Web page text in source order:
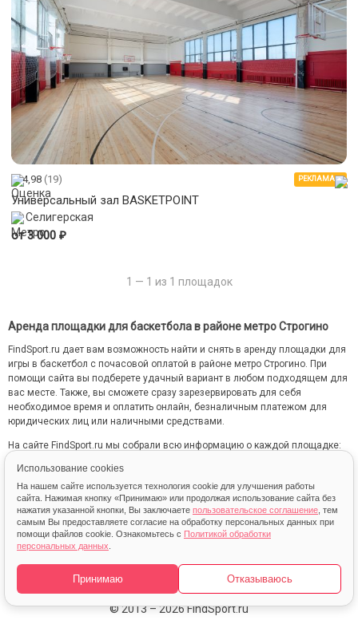
Использование cookies
На нашем сайте используется технология cookie для улучшения работы
сайта. Нажимая кнопку «Принимаю» или продолжая использование сайта без
нажатия указанной кнопки, Вы заключаете пользовательское соглашение , тем
самым Вы предоставляете согласие на обработку персональных данных при
помощи файлов cookie. Ознакомьтесь с Политикой обработки
персональных данных
Принимаю Отказываюсь
4,98 (19) РЕКЛАМА
Универсальный зал BASKETPOINT
Селигерская
от 3 000 ₽
1 — 1 из 1 площадок
Аренда площадки для баскетбола в районе метро Строгино
FindSport.ru дает вам возможность найти и снять в аренду площадки для
игры в баскетбол с почасовой оплатой в районе метро Строгино. При
помощи сайта вы подберете удачный вариант в любом подходящем для
вас месте. Также, вы сможете сразу зарезервировать для себя
необходимое время и оплатить онлайн, безналичным платежом для
юридических лиц или наличными средствами.
На сайте FindSport.ru мы собрали всю информацию о каждой площадке:
© 2013 – 2026 FindSport.ru